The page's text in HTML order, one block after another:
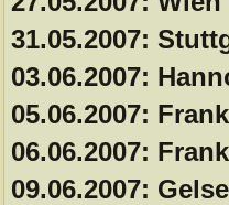
31.05.2007:
03.06.2007:
05.06.2007:
06.06.2007:
09.06.2007: